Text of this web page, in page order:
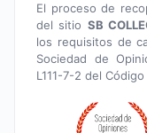
El proceso de
del sitio SB
los requisitos de
Sociedad de
L111-7-2 del